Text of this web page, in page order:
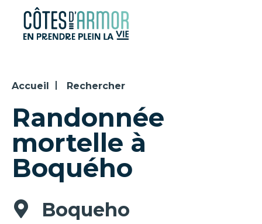
Panneau de gestion des cookies
Accueil Rechercher
Randonnée
mortelle à
Boquého
Boqueho